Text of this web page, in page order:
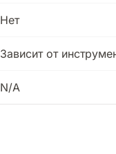
Нет
Зависит от
N/A